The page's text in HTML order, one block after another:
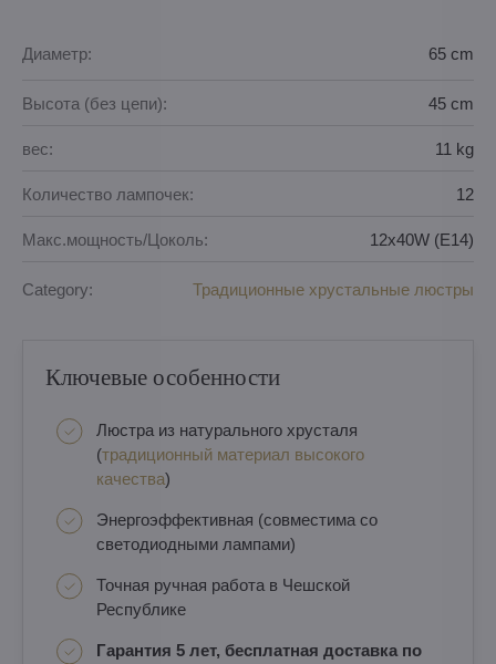
Диаметр: 65 cm
Высота (без цепи): 45 cm
вес: 11 kg
Количество лампочек: 12
Макс.мощность/Цоколь: 12x40W (E14)
Category: Традиционные хрустальные люстры
Ключевые особенности
Люстра из натурального хрусталя
(традиционный материал высокого
качества)
Энергоэффективная (совместима со
светодиодными лампами)
Точная ручная работа в Чешской
Республике
Гарантия 5 лет, бесплатная доставка по